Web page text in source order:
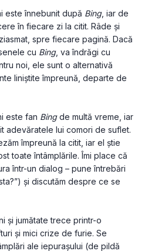
este înnebunit după Bing, iar de
în fiecare zi la citit. Râde și
spre fiecare pagină. Dacă
cu Bing, va îndrăgi cu
noi, ele sunt o alternativă
liniștite împreună, departe de
este fan Bing de multă vreme, iar
adevăratele lui comori de suflet.
împreună la citit, iar el știe
toate întâmplările. Îmi place că
într-un dialog – pune întrebări
și discutăm despre ce se
și jumătate trece printr-o
și mici crize de furie. Se
ale iepurașului (de pildă